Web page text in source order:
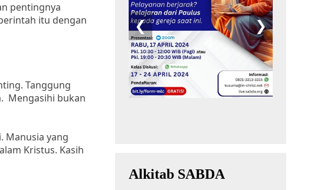
pentingnya
itu dengan
Tanggung
Mengasihi bukan
Manusia yang
Kristus. Kasih